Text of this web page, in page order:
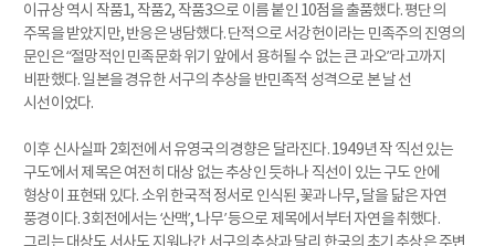
이규상 역시 작품1, 작품2, 작품3으로 이름 붙인 10점을 출품했다. 평단의
주목을 받았지만, 반응은 냉담했다. 단적으로 서강헌이라는 민족주의 진영의
문인은 “절망적인 민족문화 위기 앞에서 용허될 수 없는 큰 과오”라고까지
비판했다. 일본을 경유한 서구의 추상을 반민족적 성격으로 본 날 선
시선이었다.
이후 신사실파 2회전에서 유영국의 경향은 달라진다. 1949년 작 ‘직선 있는
구도’에서 제목은 여전히 대상 없는 추상인 듯하나 직선이 있는 구도 안에
형상이 표현돼 있다. 소위 한국적 정서로 인식된 꽃과 나무, 달을 닮은 자연
풍경이다. 3회전에서는 ‘산맥’, ‘나무’ 등으로 제목에서부터 자연을 취했다.
그리는 대상도 서사도 지워나간 서구의 추상과 달리 한국의 초기 추상은 주변